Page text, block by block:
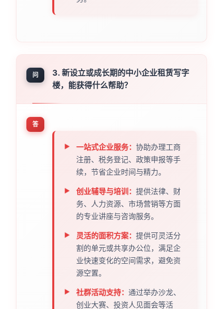
问
3. 新设立或成长期的中小企业租赁写字
楼，能获得什么帮助？
答
一站式企业服务： 协助办理工商
注册、税务登记、政策申报等手
续，节省企业时间与精力。
创业辅导与培训： 提供法律、财
务、人力资源、市场营销等方面
的专业讲座与咨询服务。
灵活的面积方案： 提供可灵活分
割的单元或共享办公位，满足企
业快速变化的空间需求，避免资
源空置。
社群活动支持： 通过举办沙龙、
创业大赛、投资人见面会等活